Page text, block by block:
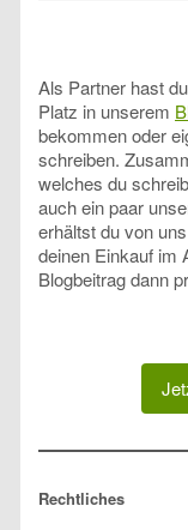
Als Partner hast
Platz in unserem
bekommen oder
schreiben.
welches du
auch ein paar
erhältst du von
deinen Einkauf im
Blogbeitrag dann
Rechtliches